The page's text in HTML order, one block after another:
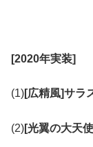
[2020年実装]
(1)[広精風]サラ
(2)[光翼の大天